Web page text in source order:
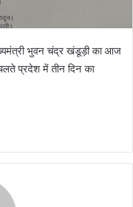
भुवन चंद्र खंडूड़ी का आज
प्रदेश में तीन दिन का